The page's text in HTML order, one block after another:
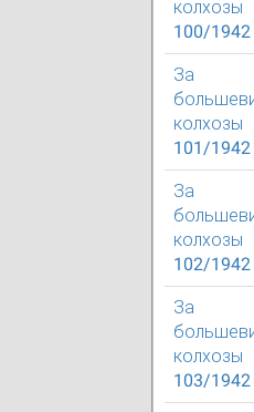
колхозы
100/1942
За
колхозы
101/1942
За
колхозы
102/1942
За
колхозы
103/1942